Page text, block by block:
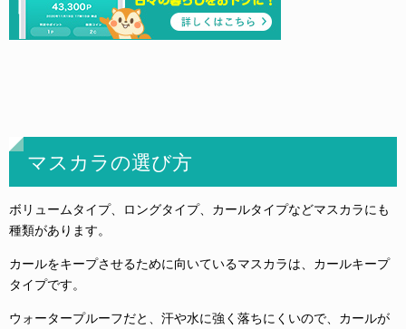
マスカラの選び方
ボリュームタイプ、ロングタイプ、カールタイプなどマスカラにも
種類があります。
カールをキープさせるために向いているマスカラは、カールキープ
タイプです。
ウォータープルーフだと、汗や水に強く落ちにくいので、カールが